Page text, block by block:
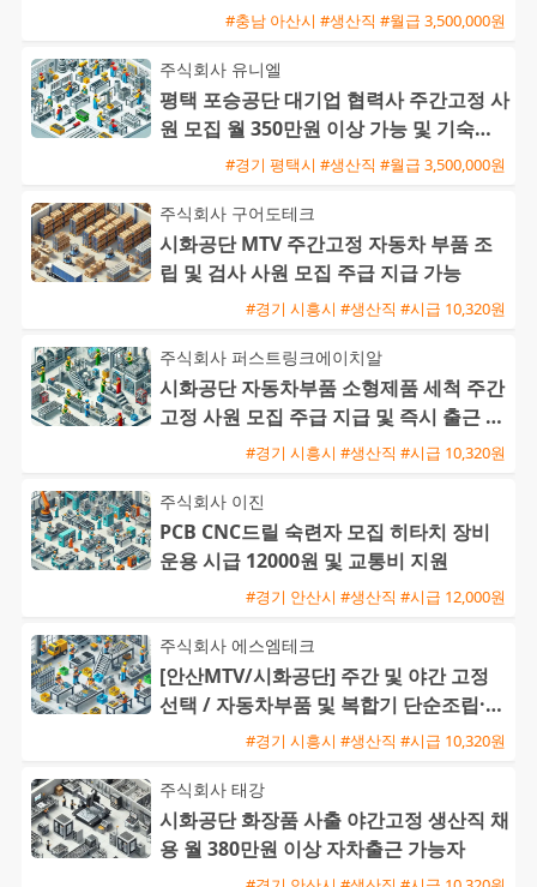
#충남 아산시 #생산직 #월급 3,500,000원
주식회사 유니엘
평택 포승공단 대기업 협력사 주간고정 사
원 모집 월 350만원 이상 가능 및 기숙사
#경기 평택시 #생산직 #월급 3,500,000원
주식회사 구어도테크
시화공단 MTV 주간고정 자동차 부품 조
립 및 검사 사원 모집 주급 지급 가능
#경기 시흥시 #생산직 #시급 10,320원
주식회사 퍼스트링크에이치알
시화공단 자동차부품 소형제품 세척 주간
고정 사원 모집 주급 지급 및 즉시 출근 가
#경기 시흥시 #생산직 #시급 10,320원
주식회사 이진
PCB CNC드릴 숙련자 모집 히타치 장비
운용 시급 12000원 및 교통비 지원
#경기 안산시 #생산직 #시급 12,000원
주식회사 에스엠테크
[안산MTV/시화공단] 주간 및 야간 고정
선택 / 자동차부품 및 복합기 단순조립·검
사 / 주급 가능·통근버
#경기 시흥시 #생산직 #시급 10,320원
주식회사 태강
시화공단 화장품 사출 야간고정 생산직 채
용 월 380만원 이상 자차출근 가능자